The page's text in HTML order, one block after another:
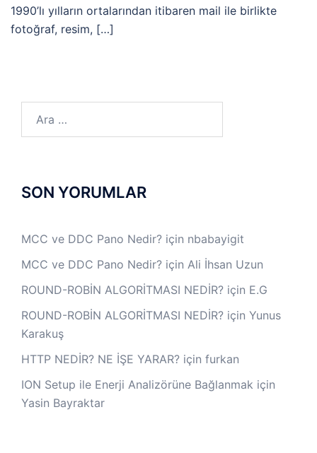
1990’lı yılların ortalarından itibaren mail ile birlikte
fotoğraf, resim, […]
SON YORUMLAR
MCC ve DDC Pano Nedir? için nbabayigit
MCC ve DDC Pano Nedir? için Ali İhsan Uzun
ROUND-ROBİN ALGORİTMASI NEDİR? için E.G
ROUND-ROBİN ALGORİTMASI NEDİR? için Yunus
Karakuş
HTTP NEDİR? NE İŞE YARAR? için furkan
ION Setup ile Enerji Analizörüne Bağlanmak için
Yasin Bayraktar